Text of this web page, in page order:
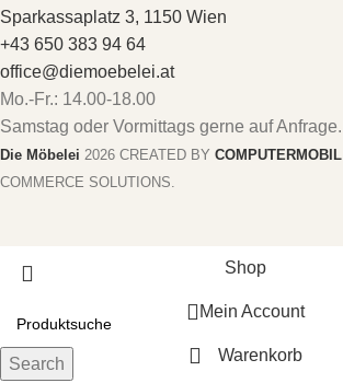
Sparkassaplatz 3, 1150 Wien
+43 650 383 94 64
office@diemoebelei.at
Mo.-Fr.: 14.00-18.00
Samstag oder Vormittags gerne auf Anfrage.
Die Möbelei 2026 CREATED BY COMPUTERMOBIL
COMMERCE SOLUTIONS.
Search
Shop
Mein Account
Warenkorb